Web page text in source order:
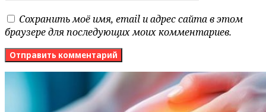
Сохранить моё имя, email и адрес сайта в этом
браузере для последующих моих комментариев.